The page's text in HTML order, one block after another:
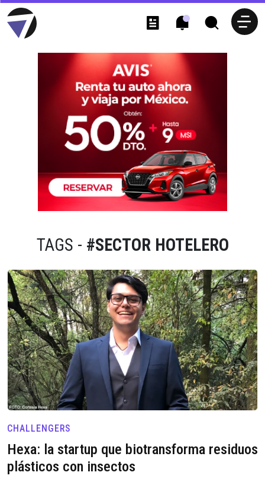
TAGS - #SECTOR HOTELERO
CHALLENGERS
Hexa: la startup que biotransforma residuos
plásticos con insectos